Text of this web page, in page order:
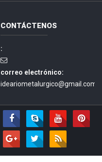
CONTÁCTENOS
:
correo electrónico:
ideariometalurgico@gmail.com.